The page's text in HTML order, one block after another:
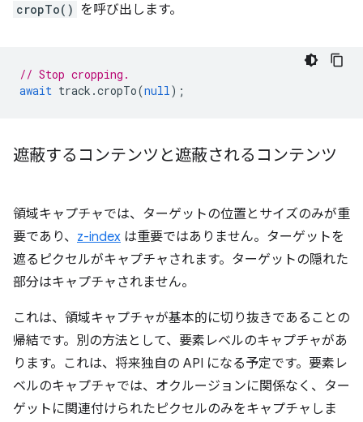
cropTo() を呼び出します。
// Stop cropping.
await track .cropTo(null );
遮蔽するコンテンツと遮蔽されるコンテンツ
領域キャプチャでは、ターゲットの位置とサイズのみが重
要であり、 z-index は重要ではありません。ターゲットを
遮るピクセルがキャプチャされます。ターゲットの隠れた
部分はキャプチャされません。
これは、領域キャプチャが基本的に切り抜きであることの
帰結です。別の方法として、要素レベルのキャプチャがあ
ります。これは、将来独自の API になる予定です。要素レ
ベルのキャプチャでは、オクルージョンに関係なく、ター
ゲットに関連付けられたピクセルのみをキャプチャしま